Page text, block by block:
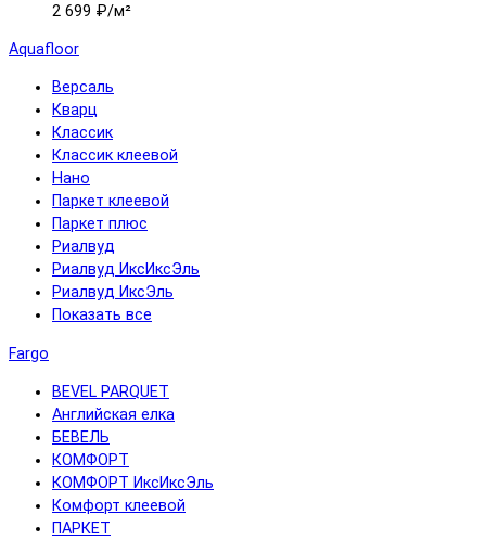
2 699 ₽/м²
Aquafloor
Версаль
Кварц
Классик
Классик клеевой
Нано
Паркет клеевой
Паркет плюс
Риалвуд
Риалвуд ИксИксЭль
Риалвуд ИксЭль
Показать все
Fargo
BEVEL PARQUET
Английская елка
БЕВЕЛЬ
КОМФОРТ
КОМФОРТ ИксИксЭль
Комфорт клеевой
ПАРКЕТ